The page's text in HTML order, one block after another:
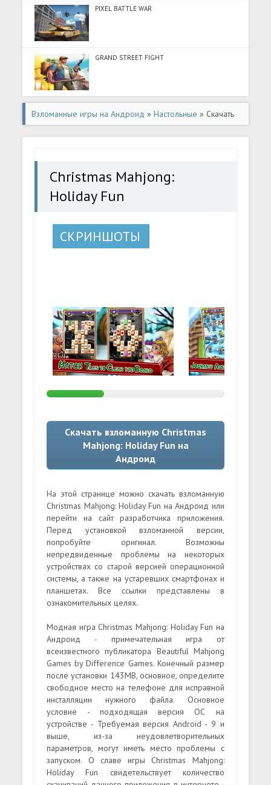
PIXEL BATTLE WAR
GRAND STREET FIGHT
Взломанные игры на Андроид »Настольные » Скачать
Christmas Mahjong: Holiday Fun (Много монет) на
Christmas Mahjong:
Holiday Fun
СКРИНШОТЫ
Скачать взломанную Christmas
Mahjong: Holiday Fun на
Андроид
На этой странице можно скачать взломанную
Christmas Mahjong: Holiday Fun на Андроид или
перейти на сайт разработчика приложения.
Перед установкой взломанной версии,
попробуйте оригинал. Возможны
непредвиденные проблемы на некоторых
устройствах со старой версией операционной
системы, а также на устаревших смартфонах и
планшетах. Все ссылки представлены в
ознакомительных целях.
Модная игра Christmas Mahjong: Holiday Fun на
Андроид - примечательная игра от
всеизвестного публикатора Beautiful Mahjong
Games by Difference Games. Конечный размер
после установки 143MB, основное, определите
свободное место на телефоне для исправной
инсталляции нужного файла. Основное
условие - подходящая версия ОС на
устройстве - Требуемая версия Android - 9 и
выше, из-за неудовлетворительных
параметров, могут иметь место проблемы с
запуском. О славе игры Christmas Mahjong:
Holiday Fun свидетельствует количество